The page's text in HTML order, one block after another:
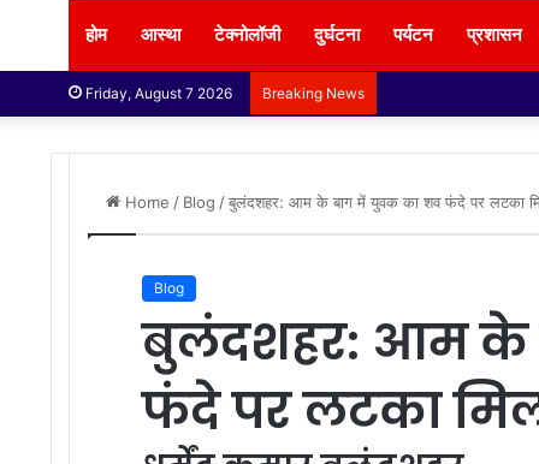
होम आस्था टेक्नोलॉजी दुर्घटना पर्यटन प्रशासन
Friday, August 7 2026 Breaking News
Home / Blog /बुलंदशहर: आम के बाग में युवक का शव फंदे पर लटका
Blog
बुलंदशहर: आम के
फंदे पर लटका